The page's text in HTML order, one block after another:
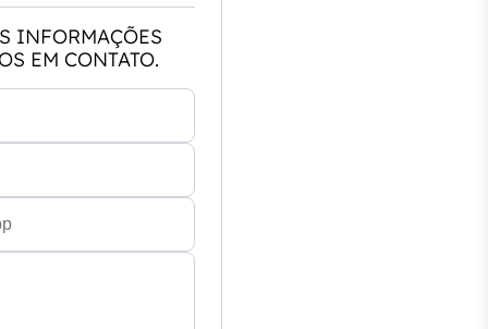
INFORMAÇÕES
EM CONTATO.